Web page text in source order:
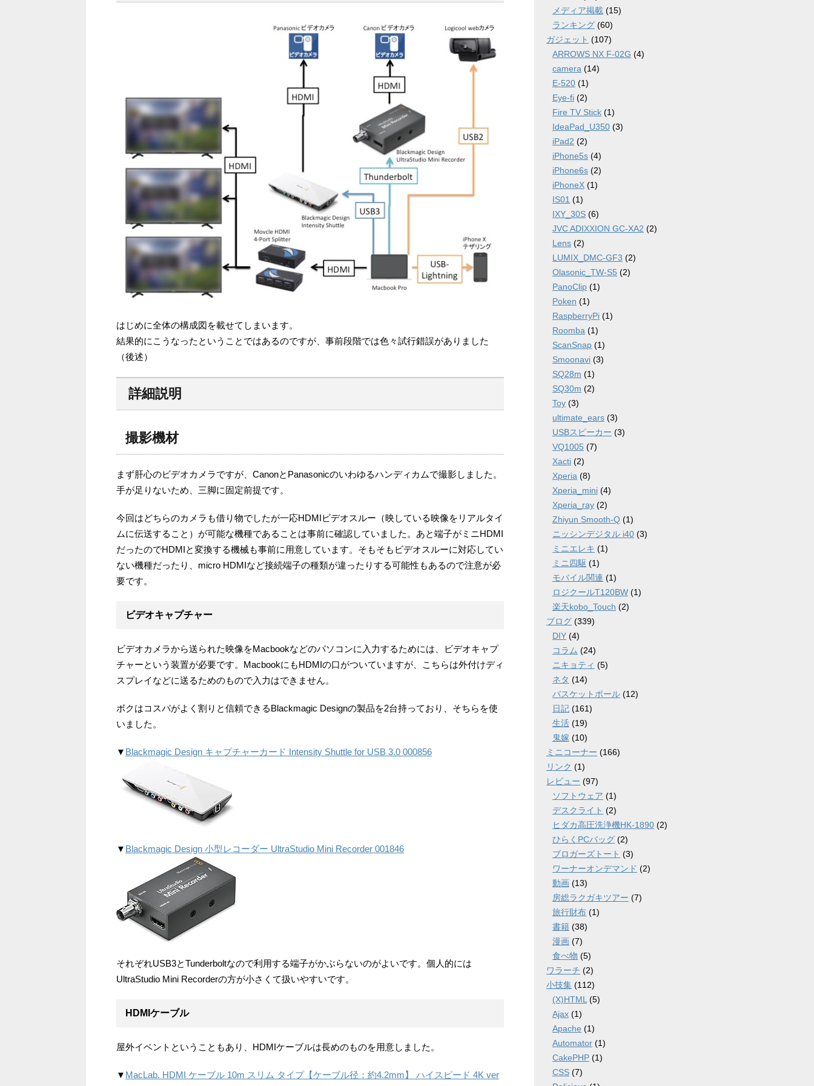
はじめに全体の構成図を載せてしまいます。
結果的にこうなったということではあるのですが、事前段階では色々試行錯誤がありました
（後述）
詳細説明
撮影機材
まず肝心のビデオカメラですが、CanonとPanasonicのいわゆるハンディカムで撮影しました。
手が足りないため、三脚に固定前提です。
今回はどちらのカメラも借り物でしたが一応HDMIビデオスルー（映している映像をリアルタイ
ムに伝送すること）が可能な機種であることは事前に確認していました。あと端子がミニHDMI
だったのでHDMIと変換する機械も事前に用意しています。そもそもビデオスルーに対応してい
ない機種だったり、micro HDMIなど接続端子の種類が違ったりする可能性もあるので注意が必
要です。
ビデオキャプチャー
ビデオカメラから送られた映像をMacbookなどのパソコンに入力するためには、ビデオキャプ
チャーという装置が必要です。MacbookにもHDMIの口がついていますが、こちらは外付けディ
スプレイなどに送るためのもので入力はできません。
ボクはコスパがよく割りと信頼できるBlackmagic Designの製品を2台持っており、そちらを使
いました。
▼ Blackmagic Design キャプチャーカード Intensity Shuttle for USB 3.0 000856
▼ Blackmagic Design 小型レコーダー UltraStudio Mini Recorder 001846
それぞれUSB3とTunderboltなので利用する端子がかぶらないのがよいです。個人的には
UltraStudio Mini Recorderの方が小さくて扱いやすいです。
HDMIケーブル
屋外イベントということもあり、HDMIケーブルは長めのものを用意しました。
▼ MacLab. HDMI ケーブル 10m スリム タイプ【ケーブル径：約4.2mm】 ハイスピード 4K ver
メディア掲載 (15)
ランキング (60)
ガジェット (107)
ARROWS NX F-02G (4)
camera (14)
E-520 (1)
Eye-fi (2)
Fire TV Stick (1)
IdeaPad_U350 (3)
iPad2 (2)
iPhone5s (4)
iPhone6s (2)
iPhoneX (1)
IS01 (1)
IXY_30S (6)
JVC ADIXXION GC-XA2 (2)
Lens (2)
LUMIX_DMC-GF3 (2)
Olasonic_TW-S5 (2)
PanoClip (1)
Poken (1)
RaspberryPi (1)
Roomba (1)
ScanSnap (1)
Smoonavi (3)
SQ28m (1)
SQ30m (2)
Toy (3)
ultimate_ears (3)
USBスピーカー (3)
VQ1005 (7)
Xacti (2)
Xperia (8)
Xperia_mini (4)
Xperia_ray (2)
Zhiyun Smooth-Q (1)
ニッシンデジタル i40 (3)
ミニエレキ (1)
ミニ四駆 (1)
モバイル関連 (1)
ロジクールT120BW (1)
楽天kobo_Touch (2)
ブログ (339)
DIY (4)
コラム (24)
ニキョティ (5)
ネタ (14)
バスケットボール (12)
日記 (161)
生活 (19)
鬼嫁 (10)
ミニコーナー (166)
リンク (1)
レビュー (97)
ソフトウェア (1)
デスクライト (2)
ヒダカ高圧洗浄機HK-1890 (2)
ひらくPCバッグ (2)
ブロガーズトート (3)
ワーナーオンデマンド (2)
動画 (13)
房総ラクガキツアー (7)
旅行財布 (1)
書籍 (38)
漫画 (7)
食べ物 (5)
ワラーチ (2)
小技集 (112)
(X)HTML (5)
Ajax (1)
Apache (1)
Automator (1)
CakePHP (1)
CSS (7)